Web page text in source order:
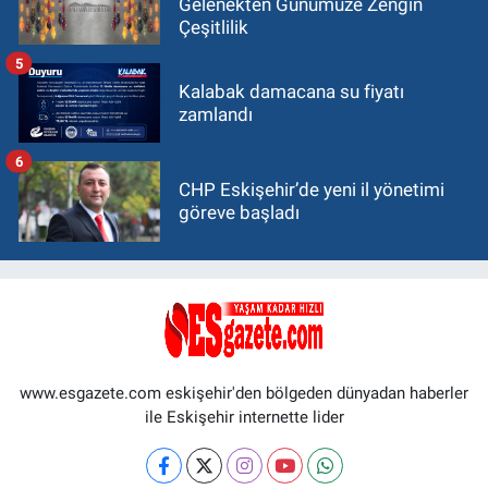
Gelenekten Günümüze Zengin
Çeşitlilik
Kalabak damacana su fiyatı
zamlandı
5
CHP Eskişehir’de yeni il yönetimi
göreve başladı
6
www.esgazete.com eskişehir'den bölgeden dünyadan haberler
ile Eskişehir internette lider